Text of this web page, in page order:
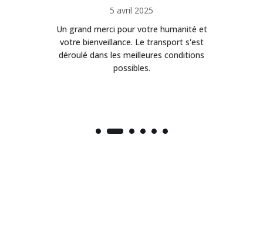
5 avril 2025
Un grand merci pour votre humanité et
votre bienveillance. Le transport s'est
déroulé dans les meilleures conditions
possibles.